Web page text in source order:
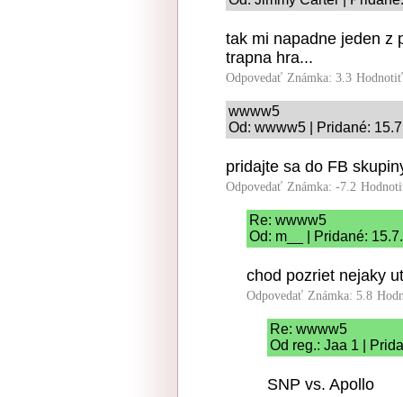
tak mi napadne jeden z
trapna hra...
Odpovedať Známka: 3.3
wwww5
Od: wwww5 | Pridané:
pridajte sa do FB
Odpovedať Známka: -7.2
Re: wwww5
Od: m__ | Pridané:
chod pozriet nejaky
Odpovedať Známka: 5.8
Re: wwww5
Od reg.: Jaa 1 |
SNP vs. Apollo